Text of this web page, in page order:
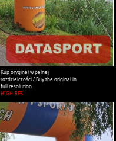
Kup oryginał w pełnej
rozdzielczości / Buy the original in
full resolution
HIGH-RES